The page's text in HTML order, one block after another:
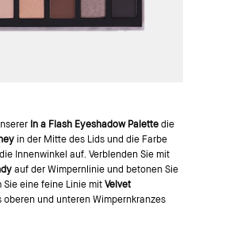
In a Flash Eyeshadow Palettedie
in der Mitte des Lids und die Farbe
Innenwinkel auf. Verblenden Sie mit
auf der Wimpernlinie und betonen Sie
Sie eine feine Linie mit Velvet
und unteren Wimpernkranzes